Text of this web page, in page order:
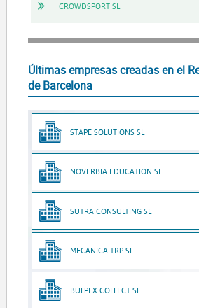
CROWDSPORT SL
Últimas empresas creadas en el
de Barcelona
STAPE SOLUTIONS SL
NOVERBIA EDUCATION SL
SUTRA CONSULTING SL
MECANICA TRP SL
BULPEX COLLECT SL